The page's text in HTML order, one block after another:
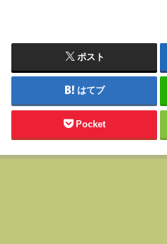
ポスト
はてブ
Pocket